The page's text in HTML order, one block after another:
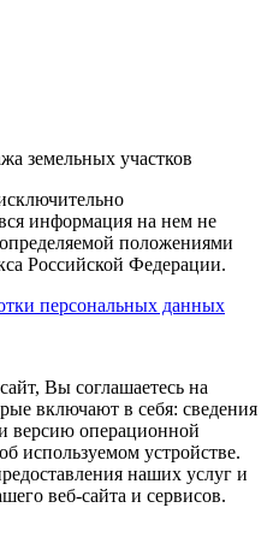
земельных участков
информация на нем не
положениями
Российской Федерации.
персональных данных
Вы соглашаетесь на
включают в себя: сведения
версию операционной
используемом устройстве.
наших услуг и
веб-сайта и сервисов.